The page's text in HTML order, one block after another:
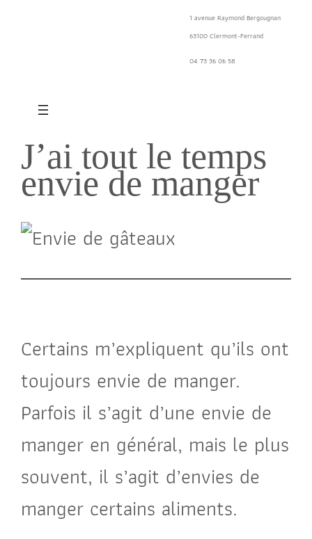
1 avenue Raymond Bergougnan
63100 Clermont-Ferrand
04 73 36 06 58
J’ai tout le temps
envie de manger
Certains m’expliquent qu’ils ont
toujours envie de manger.
Parfois il s’agit d’une envie de
manger en général, mais le plus
souvent, il s’agit d’envies de
manger certains aliments.